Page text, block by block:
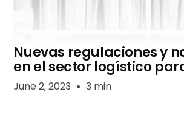
Nuevas regulaciones y
en el sector logístico
June 2, 2023 3 min